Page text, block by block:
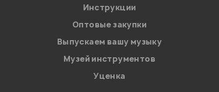
Инструкции
Оптовые закупки
Выпускаем вашу музыку
Музей инструментов
Уценка